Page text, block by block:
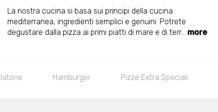
La nostra cucina si basa sui principi della cucina
mediterranea, ingredienti semplici e genuini. Potrete
degustare dalla pizza ai primi piatti di mare e di terr... more
Hamburger Pizze Extra Speciali